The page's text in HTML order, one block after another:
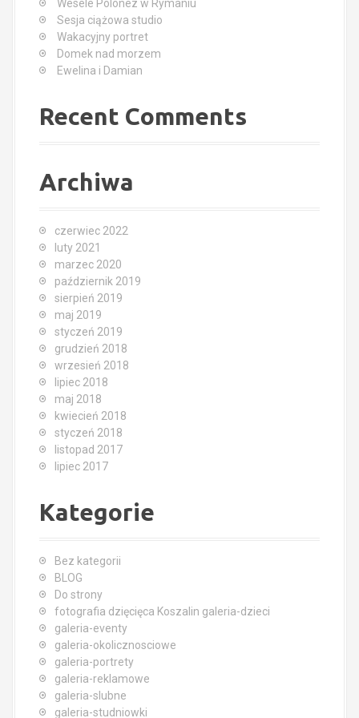
Wesele Polonez w Rymaniu
Sesja ciążowa studio
Wakacyjny portret
Domek nad morzem
Ewelina i Damian
Recent Comments
Archiwa
czerwiec 2022
luty 2021
marzec 2020
październik 2019
sierpień 2019
maj 2019
styczeń 2019
grudzień 2018
wrzesień 2018
lipiec 2018
maj 2018
kwiecień 2018
styczeń 2018
listopad 2017
lipiec 2017
Kategorie
Bez kategorii
BLOG
Do strony
fotografia dzięcięca Koszalin galeria-dzieci
galeria-eventy
galeria-okolicznosciowe
galeria-portrety
galeria-reklamowe
galeria-slubne
galeria-studniowki